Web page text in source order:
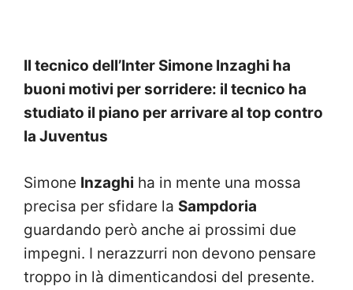
Il tecnico dell’Inter Simone Inzaghi ha
buoni motivi per sorridere: il tecnico ha
studiato il piano per arrivare al top contro
la Juventus
Simone Inzaghi ha in mente una mossa
precisa per sfidare la Sampdoria
guardando però anche ai prossimi due
impegni. I nerazzurri non devono pensare
troppo in là dimenticandosi del presente.